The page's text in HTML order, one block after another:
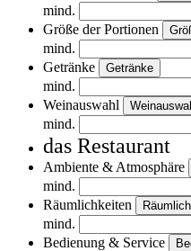
mind.
Größe der Portionen
mind.
Getränke
Getränke
mind.
Weinauswahl
mind.
das Restaurant
Ambiente & Atmosphäre
mind.
Räumlichkeiten
mind.
Bedienung & Service